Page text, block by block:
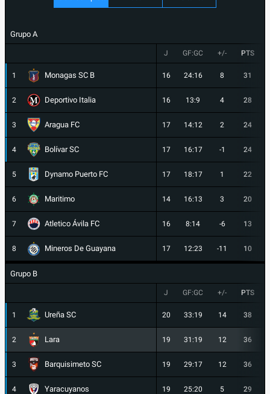
Grupo A
J GF:GC +/- PTS
1 Monagas SC B 16 24:16 8 31
2 Deportivo Italia 16 13:9 4 28
3 Aragua FC 17 14:12 2 24
4 Bolívar SC 17 16:17 -1 24
5 Dynamo Puerto FC 17 18:17 1 22
6 Maritimo 14 16:13 3 20
7 Atletico Ávila FC 16 8:14 -6 13
8 Mineros De Guayana 17 12:23 -11 10
Grupo B
J GF:GC +/- PTS
1 Ureña SC 20 33:19 14 38
2 Lara 19 31:19 12 36
3 Barquisimeto SC 19 29:17 12 36
4 Yaracuyanos 19 25:20 5 29